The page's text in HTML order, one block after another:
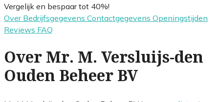
Vergelijk en bespaar tot 40%!
Over Bedrijfsgegevens Contactgegevens Openingstijden
Reviews FAQ
Over Mr. M. Versluijs-den
Ouden Beheer BV